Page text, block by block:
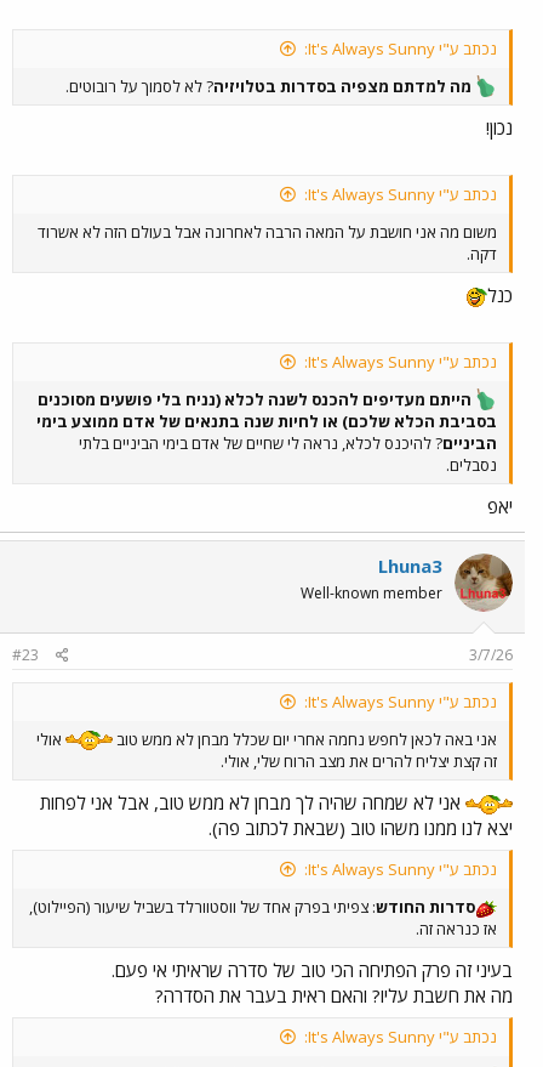
נכתב ע"י It's Always Sunny:
מה למדתם מצפיה בסדרות בטלויזיה? לא לסמוך על רובוטים.
נכון!
נכתב ע"י It's Always Sunny:
משום מה אני חושבת על המאה הרבה לאחרונה אבל בעולם הזה לא אשרוד
דקה.
כנל
נכתב ע"י It's Always Sunny:
הייתם מעדיפים להכנס לשנה לכלא (נניח בלי פושעים מסוכנים
בסביבת הכלא שלכם) או לחיות שנה בתנאים של אדם ממוצע בימי
הביניים? להיכנס לכלא, נראה לי שחיים של אדם בימי הביניים בלתי
נסבלים.
יאפ
Lhuna3
Well-known member
3/7/26
#23
נכתב ע"י It's Always Sunny:
אני באה לכאן לחפש נחמה אחרי יום שכלל מבחן לא ממש טוב
אולי
זה קצת יצליח להרים את מצב הרוח שלי, אולי.
אני לא שמחה שהיה לך מבחן לא ממש טוב, אבל אני לפחות
יצא לנו ממנו משהו טוב (שבאת לכתוב פה).
נכתב ע"י It's Always Sunny:
סדרות החודש: צפיתי בפרק אחד של ווסטוורלד בשביל שיעור (הפיילוט),
אז כנראה זה.
בעיני זה פרק הפתיחה הכי טוב של סדרה שראיתי אי פעם.
מה את חשבת עליו? והאם ראית בעבר את הסדרה?
נכתב ע"י It's Always Sunny: